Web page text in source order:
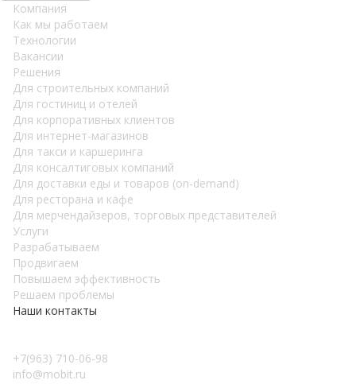
Компания
Как мы работаем
Teхнологии
Вакансии
Решения
Для строительных компаний
Для гостиниц и отелей
Для корпоративных клиентов
Для интернет-магазинов
Для такси и каршеринга
Для консалтиговых компаний
Для доставки еды и товаров (on-demand)
Для ресторана и кафе
Для мерчендайзеров, торговых представителей
Услуги
Разрабатываем
Продвигаем
Повышаем эффективность
Решаем проблемы
Наши контакты
+7(963) 710-06-98
info@mobit.ru